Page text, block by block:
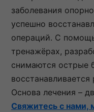
заболевания
успешно
операций. С
тренажёрах,
снимаются острые
Основа лечения –
Свяжитесь с